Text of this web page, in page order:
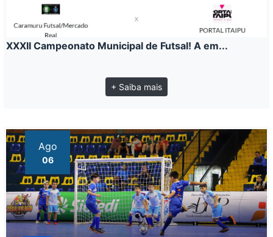
XXXII Campeonato Municipal de Futsal! A em...
+ Saiba mais
Ago
06